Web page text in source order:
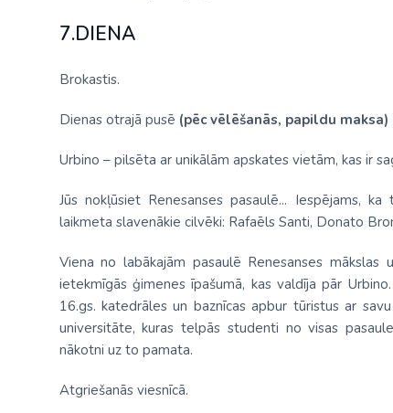
7.DIENA
Brokastis.
Dienas otrajā pusē (pēc vēlēšanās, papildu maksa)
Urbino – pilsēta ar unikālām apskates vietām, kas ir
Jūs nokļūsiet Renesanses pasaulē... Iespējams,
laikmeta slavenākie cilvēki: Rafaēls Santi, Donato
Viena no labākajām pasaulē Renesanses
ietekmīgās ģimenes īpašumā, kas valdīja pār
16.gs. katedrāles un baznīcas apbur tūristus ar
universitāte, kuras telpās studenti no visas
nākotni uz to pamata.
Atgriešanās viesnīcā.